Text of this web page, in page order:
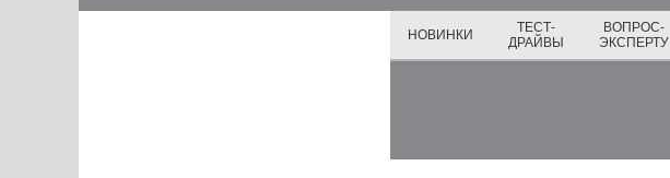
НОВИНКИ
ТЕСТ-
ДРАЙВЫ
ВОПРОС-
ЭКСПЕРТУ